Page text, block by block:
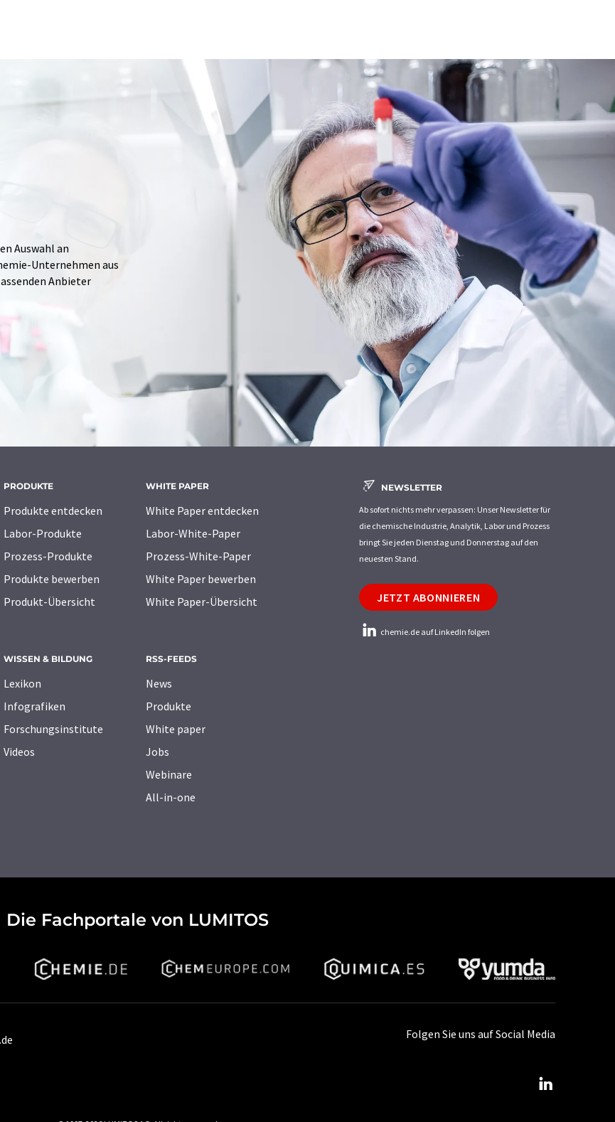
Auswahl an
Unternehmen aus
Anbieter
PRODUKTE
Produkte entdecken
Labor-Produkte
Prozess-Produkte
Produkte bewerben
Produkt-Übersicht
WHITE PAPER
White Paper entdecken
Labor-White-Paper
Prozess-White-Paper
White Paper bewerben
White Paper-Übersicht
WISSEN & BILDUNG
Lexikon
Infografiken
Forschungsinstitute
Videos
RSS-FEEDS
News
Produkte
White paper
Jobs
Webinare
All-in-one
NEWSLETTER
Ab sofort nichts mehr verpassen: Unser Newsletter für
die chemische Industrie, Analytik, Labor und Prozess
bringt Sie jeden Dienstag und Donnerstag auf den
neuesten Stand.
JETZT ABONNIEREN
chemie.de auf LinkedIn folgen
Die Fachportale von LUMITOS
Folgen Sie uns auf Social Media